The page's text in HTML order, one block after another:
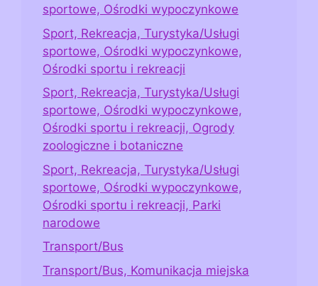
sportowe, Ośrodki wypoczynkowe
Sport, Rekreacja, Turystyka/Usługi
sportowe, Ośrodki wypoczynkowe,
Ośrodki sportu i rekreacji
Sport, Rekreacja, Turystyka/Usługi
sportowe, Ośrodki wypoczynkowe,
Ośrodki sportu i rekreacji, Ogrody
zoologiczne i botaniczne
Sport, Rekreacja, Turystyka/Usługi
sportowe, Ośrodki wypoczynkowe,
Ośrodki sportu i rekreacji, Parki
narodowe
Transport/Bus
Transport/Bus, Komunikacja miejska